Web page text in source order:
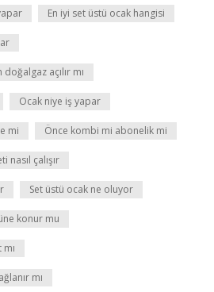
En iyi set üstü ocak hangisi
açılır mı
Ocak niye iş yapar
mi Önce kombi mi abonelik mi
nasıl çalışır
Set üstü ocak ne oluyor
konur mu
mı